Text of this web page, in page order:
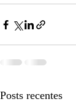
Posts recentes